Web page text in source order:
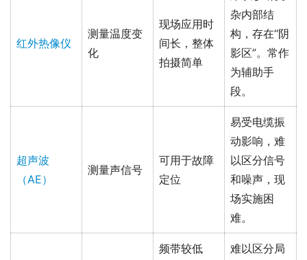
红外热像仪
测量温度变
化
现场应用时
间长，整体
拍摄简单
杂内部结
构，存在“阴
影区”。常作
为辅助手
段。
超声波
（AE）
测量声信号
可用于故障
定位
易受电缆振
动影响，难
以区分信号
和噪声，现
场实施困
难。
频带较低
难以区分局